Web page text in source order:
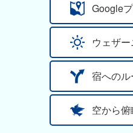
Google
ウェザ
宿への
空から